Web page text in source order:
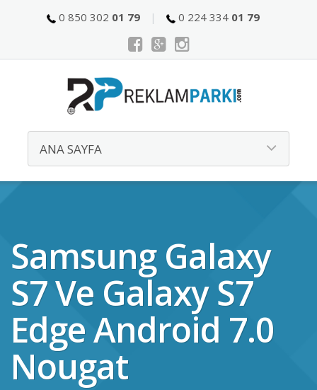
0 850 302 01 79 0 224 334 01 79
Samsung Galaxy
S7 Ve Galaxy S7
Edge Android 7.0
Nougat